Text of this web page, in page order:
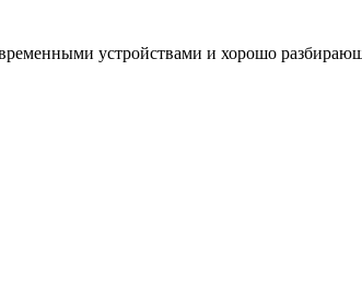
устройствами и хорошо